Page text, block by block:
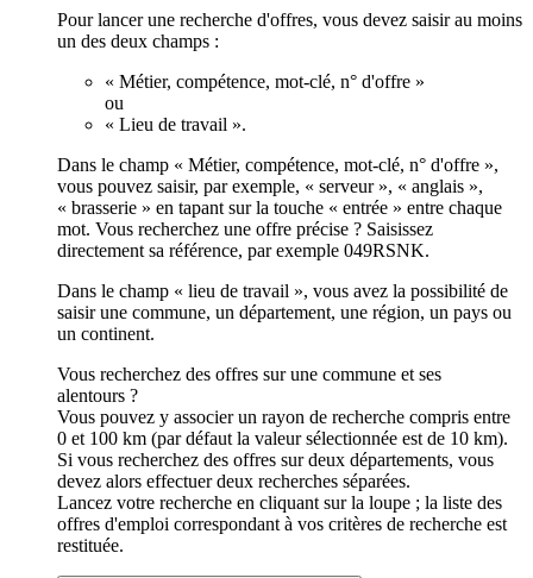
Pour lancer une recherche d'offres, vous devez saisir au moins
un des deux champs :
« Métier, compétence, mot-clé, n° d'offre »
ou
« Lieu de travail ».
Dans le champ « Métier, compétence, mot-clé, n° d'offre »,
vous pouvez saisir, par exemple, « serveur », « anglais »,
« brasserie » en tapant sur la touche « entrée » entre chaque
mot. Vous recherchez une offre précise ? Saisissez
directement sa référence, par exemple 049RSNK.
Dans le champ « lieu de travail », vous avez la possibilité de
saisir une commune, un département, une région, un pays ou
un continent.
Vous recherchez des offres sur une commune et ses
alentours ?
Vous pouvez y associer un rayon de recherche compris entre
0 et 100 km (par défaut la valeur sélectionnée est de 10 km).
Si vous recherchez des offres sur deux départements, vous
devez alors effectuer deux recherches séparées.
Lancez votre recherche en cliquant sur la loupe ; la liste des
offres d'emploi correspondant à vos critères de recherche est
restituée.